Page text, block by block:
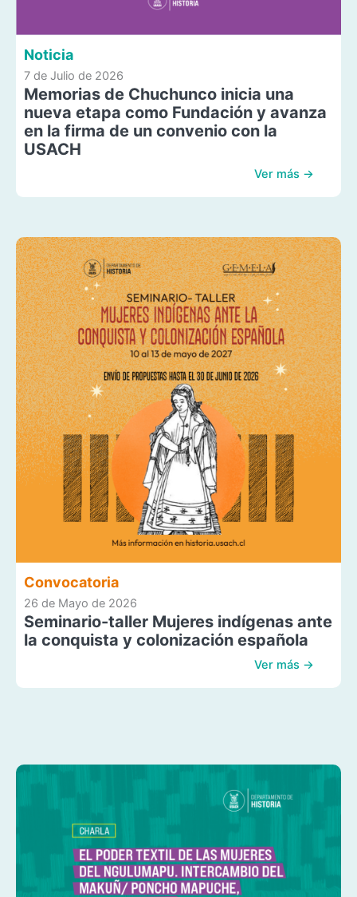
Noticia
7 de Julio de 2026
Memorias de Chuchunco inicia una
nueva etapa como Fundación y avanza
en la firma de un convenio con la
USACH
Ver más →
Convocatoria
26 de Mayo de 2026
Seminario-taller Mujeres indígenas ante
la conquista y colonización española
Ver más →